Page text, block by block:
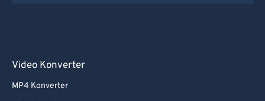
Video Konverter
MP4 Konverter